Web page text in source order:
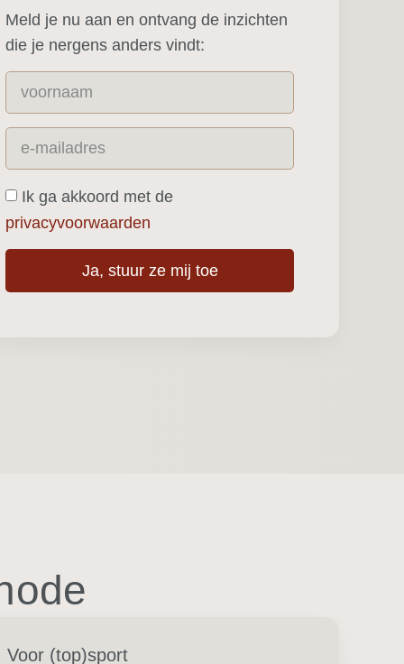
Meld je nu aan en ontvang de inzichten
die je nergens anders vindt:
Ik ga akkoord met de
privacyvoorwaarden
Ja, stuur ze mij toe
Voor (top)sport